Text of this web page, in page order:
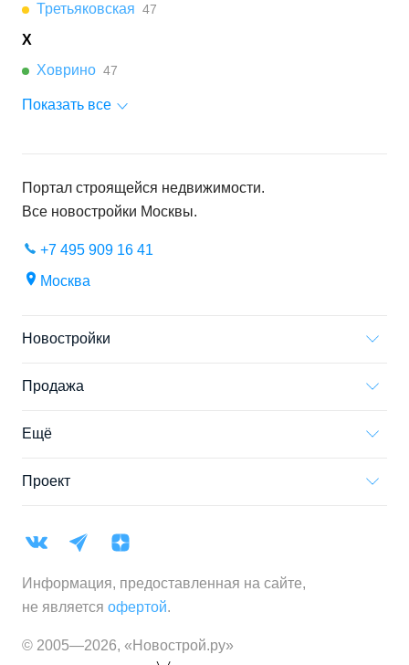
Третьяковская 47
Х
Ховрино 47
Показать все
Портал строящейся недвижимости.
Все новостройки Москвы.
+7 495 909 16 41
Москва
Новостройки
Продажа
Ещё
Проект
Информация, предоставленная на сайте,
не является офертой.
© 2005—2026, «Новострой.ру»